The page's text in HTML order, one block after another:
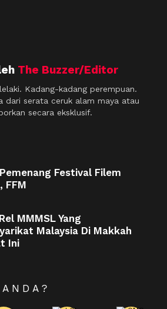
The Buzzer/Editor
Kadang-kadang perempuan.
dari serata ceruk alam maya atau
secara eksklusif.
Festival Filem
FFM
MMMSL Yang
Malaysia Di Makkah
Ini